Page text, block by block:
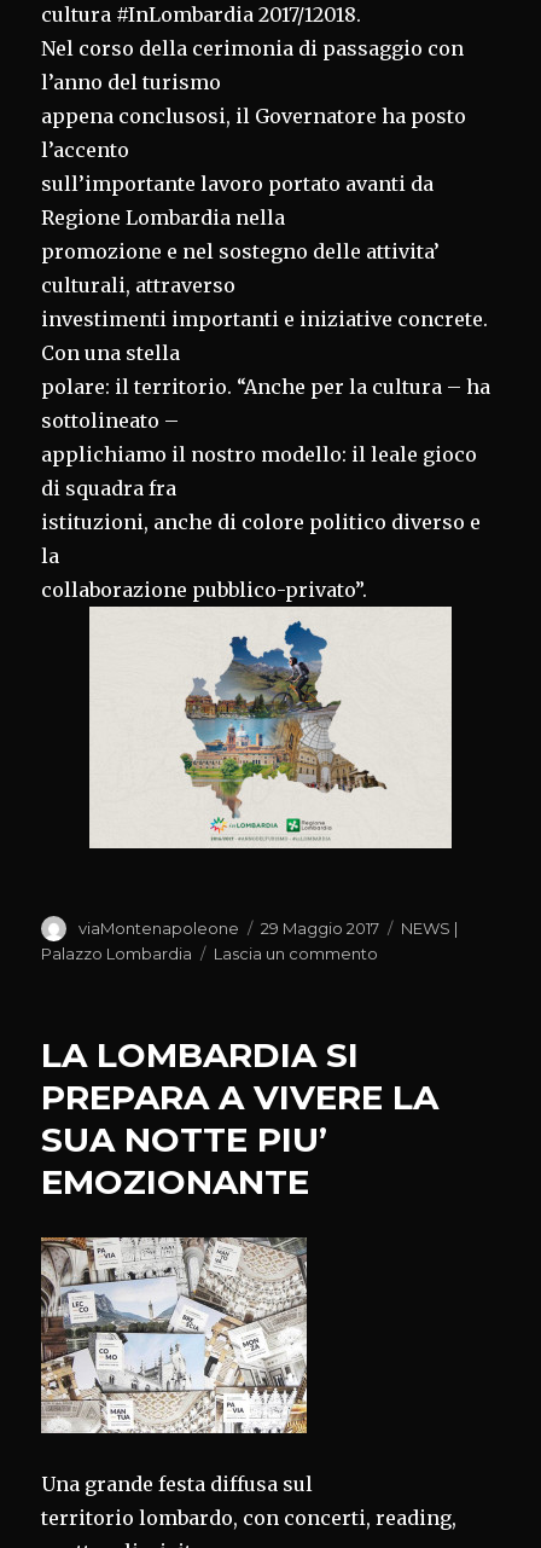
cultura #InLombardia 2017/12018.
Nel corso della cerimonia di passaggio con
l’anno del turismo
appena conclusosi, il Governatore ha posto
l’accento
sull’importante lavoro portato avanti da
Regione Lombardia nella
promozione e nel sostegno delle attivita’
culturali, attraverso
investimenti importanti e iniziative concrete.
Con una stella
polare: il territorio. “Anche per la cultura – ha
sottolineato –
applichiamo il nostro modello: il leale gioco
di squadra fra
istituzioni, anche di colore politico diverso e
la
collaborazione pubblico-privato”.
Autore
viaMontenapoleone
Pubblicato
il
29 Maggio 2017 Categorie
NEWS |
Palazzo Lombardia
Lascia un commento
LA LOMBARDIA SI
PREPARA A VIVERE LA
SUA NOTTE PIU’
EMOZIONANTE
Una grande festa diffusa sul
territorio lombardo, con concerti, reading,